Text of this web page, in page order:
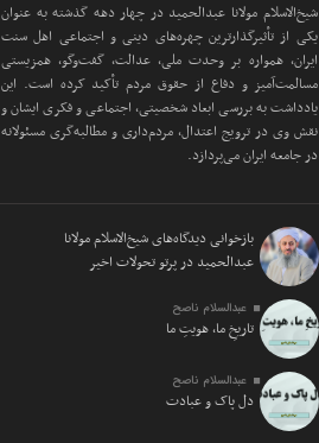
شیخ‌الاسلام مولانا عبدالحمید در چهار دهه گذشته به عنوان
یکی از تأثیرگذارترین چهره‌های دینی و اجتماعی اهل سنت
ایران، همواره بر وحدت ملی، عدالت، گفت‌وگو، همزیستی
مسالمت‌آمیز و دفاع از حقوق مردم تأکید کرده است. این
یادداشت به بررسی ابعاد شخصیتی، اجتماعی و فکری ایشان و
نقش وی در ترویج اعتدال، مردم‌داری و مطالبه‌گری مسئولانه
در جامعه ایران می‌پردازد.
بازخوانی دیدگاه‌های شیخ‌الاسلام مولانا
عبدالحمید در پرتو تحولات اخیر
عبدالسلام ناصح
تاریخِ ما، هویتِ ما
عبدالسلام ناصح
دل پاک و عبادت